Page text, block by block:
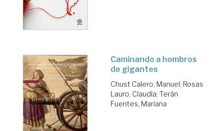
Caminando a hombros
de gigantes
Chust Calero, Manuel; Rosas
Lauro, Claudia; Terán
Fuentes, Mariana